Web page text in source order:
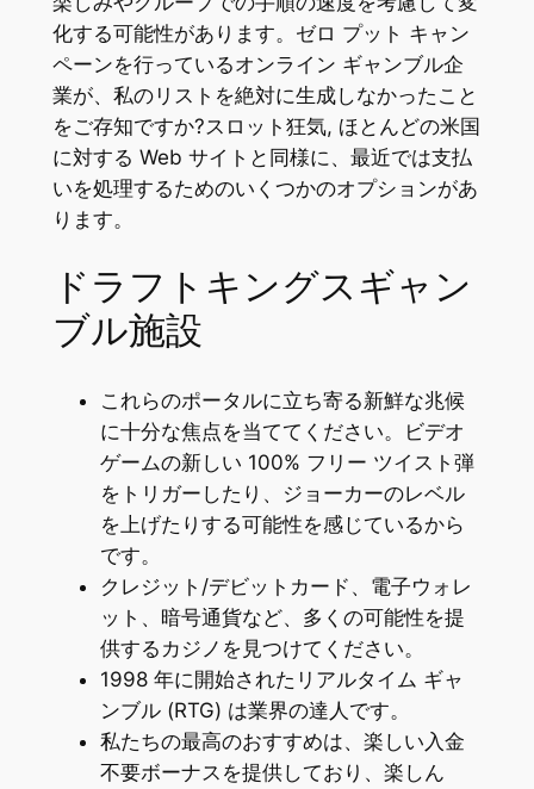
化する可能性があります。ゼロ プット キャン
ペーンを行っているオンライン ギャンブル企
業が、私のリストを絶対に生成しなかったこと
をご存知ですか?スロット狂気, ほとんどの米国
に対する Web サイトと同様に、最近では支払
いを処理するためのいくつかのオプションがあ
ります。
ドラフトキングスギャン
ブル施設
これらのポータルに立ち寄る新鮮な兆候
に十分な焦点を当ててください。ビデオ
ゲームの新しい 100% フリー ツイスト弾
をトリガーしたり、ジョーカーのレベル
を上げたりする可能性を感じているから
です。
クレジット/デビットカード、電子ウォレ
ット、暗号通貨など、多くの可能性を提
供するカジノを見つけてください。
1998 年に開始されたリアルタイム ギャ
ンブル (RTG) は業界の達人です。
私たちの最高のおすすめは、楽しい入金
不要ボーナスを提供しており、楽しん